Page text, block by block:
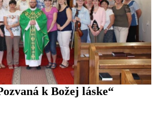
k Božej láske“